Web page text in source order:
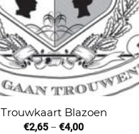
Trouwkaart Blazoen
€2,65 –€4,00